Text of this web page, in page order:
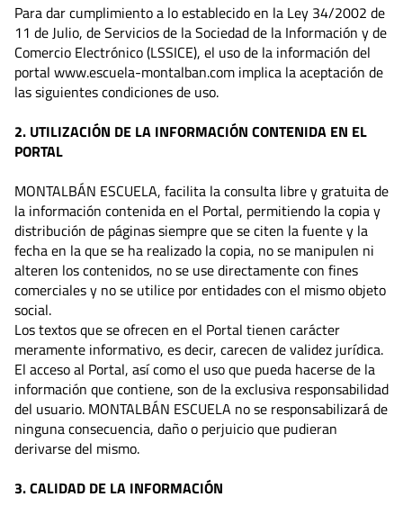
Para dar cumplimiento a lo establecido en la Ley 34/2002 de
11 de Julio, de Servicios de la Sociedad de la Información y de
Comercio Electrónico (LSSICE), el uso de la información del
portal www.escuela-montalban.com implica la aceptación de
las siguientes condiciones de uso.
2. UTILIZACIÓN DE LA INFORMACIÓN CONTENIDA EN EL
PORTAL
MONTALBÁN ESCUELA, facilita la consulta libre y gratuita de
la información contenida en el Portal, permitiendo la copia y
distribución de páginas siempre que se citen la fuente y la
fecha en la que se ha realizado la copia, no se manipulen ni
alteren los contenidos, no se use directamente con fines
comerciales y no se utilice por entidades con el mismo objeto
social.
Los textos que se ofrecen en el Portal tienen carácter
meramente informativo, es decir, carecen de validez jurídica.
El acceso al Portal, así como el uso que pueda hacerse de la
información que contiene, son de la exclusiva responsabilidad
del usuario. MONTALBÁN ESCUELA no se responsabilizará de
ninguna consecuencia, daño o perjuicio que pudieran
derivarse del mismo.
3. CALIDAD DE LA INFORMACIÓN